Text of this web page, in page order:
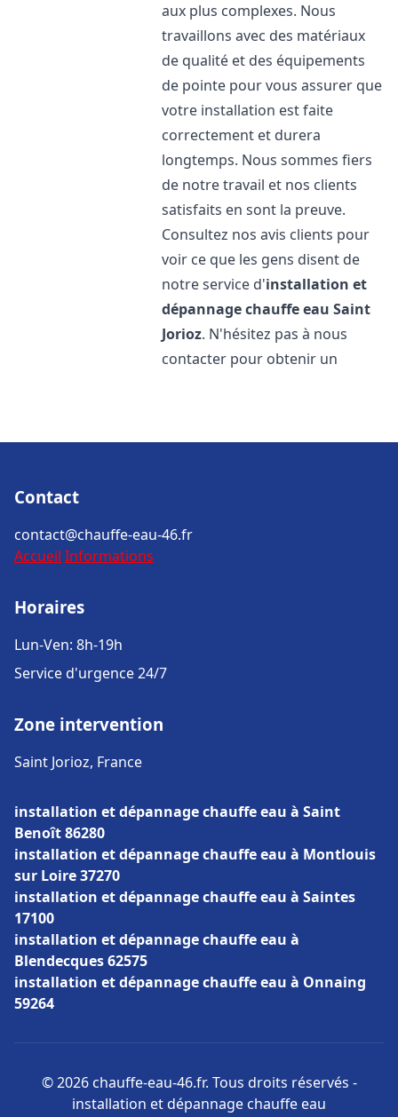
aux plus complexes. Nous
travaillons avec des matériaux
de qualité et des équipements
de pointe pour vous assurer que
votre installation est faite
correctement et durera
longtemps. Nous sommes fiers
de notre travail et nos clients
satisfaits en sont la preuve.
Consultez nos avis clients pour
voir ce que les gens disent de
notre service d'installation et
dépannage chauffe eau Saint
Jorioz. N'hésitez pas à nous
contacter pour obtenir un
Contact
contact@chauffe-eau-46.fr
Accueil Informations
Horaires
Lun-Ven: 8h-19h
Service d'urgence 24/7
Zone intervention
Saint Jorioz, France
installation et dépannage chauffe eau à Saint
Benoît 86280
installation et dépannage chauffe eau à Montlouis
sur Loire 37270
installation et dépannage chauffe eau à Saintes
17100
installation et dépannage chauffe eau à
Blendecques 62575
installation et dépannage chauffe eau à Onnaing
59264
© 2026 chauffe-eau-46.fr. Tous droits réservés -
installation et dépannage chauffe eau